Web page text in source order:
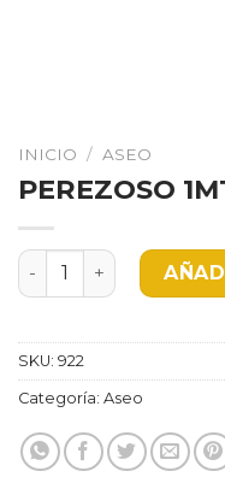
INICIO / ASEO
PEREZOSO
PEREZOSO 1MT
SKU: 922
Categoría: Aseo